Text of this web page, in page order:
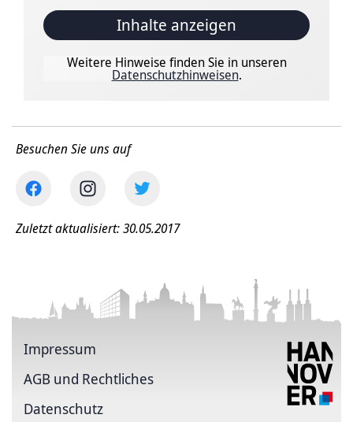
Inhalte anzeigen
Weitere Hinweise finden Sie in unseren
Datenschutzhinweisen.
Besuchen Sie uns auf
Zuletzt aktualisiert: 30.05.2017
Impressum
AGB und Rechtliches
Datenschutz